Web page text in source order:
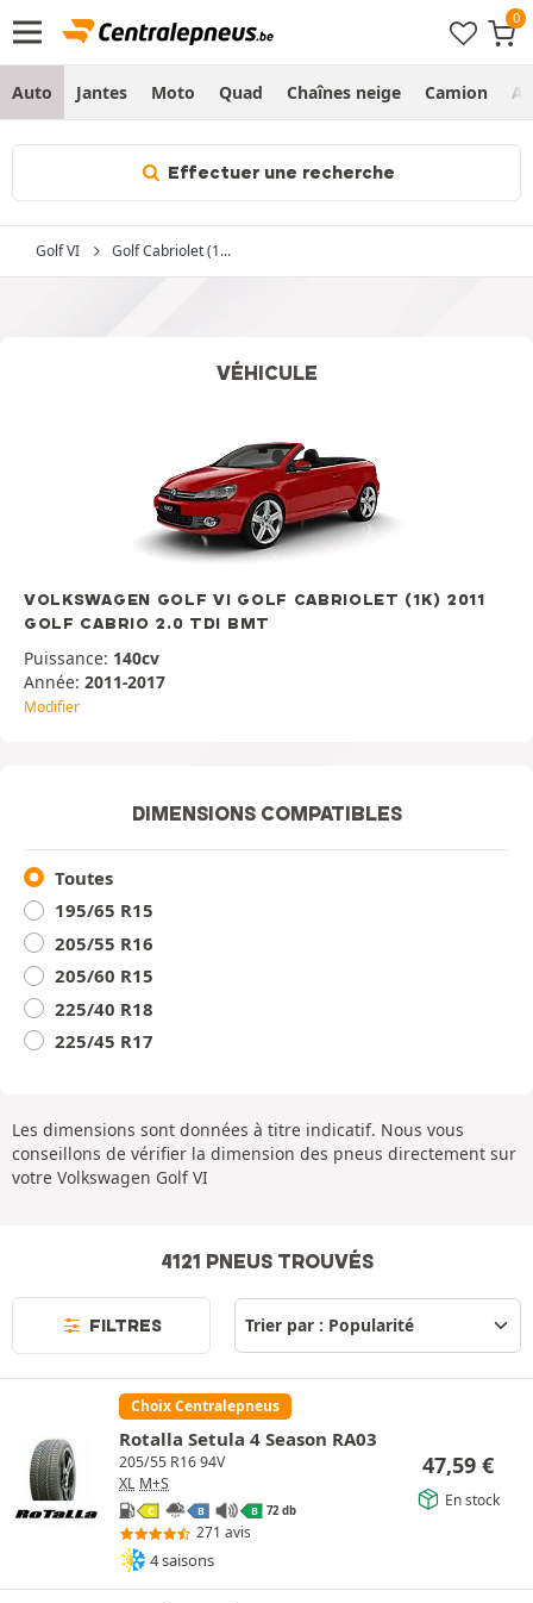
Auto Jantes Moto Quad Chaînes neige Camion
Effectuer une recherche
Golf VI Golf Cabriolet (1...
VÉHICULE
VOLKSWAGEN GOLF VI GOLF CABRIOLET (1K) 2011
GOLF CABRIO 2.0 TDI BMT
Puissance: 140cv
Année: 2011-2017
Modifier
DIMENSIONS COMPATIBLES
Toutes
195/65 R15
205/55 R16
205/60 R15
225/40 R18
225/45 R17
Les dimensions sont données à titre indicatif. Nous vous
conseillons de vérifier la dimension des pneus directement sur
votre Volkswagen Golf VI
4121 PNEUS TROUVÉS
FILTRES
Choix Centralepneus
Rotalla Setula 4 Season RA03
205/55 R16 94V
XL M+S
C B B 72 db
271 avis
4 saisons
47,59 €
En stock